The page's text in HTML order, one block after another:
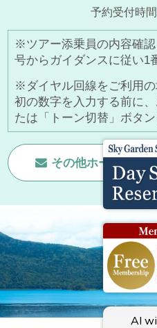
予約受付時
※ツアー添乗員の内容確
号からガイダンスに従い1
※ダイヤル回線をご利用
初の数字を入力する前に
たは「トーン切替」ボタン
その他ホームペー